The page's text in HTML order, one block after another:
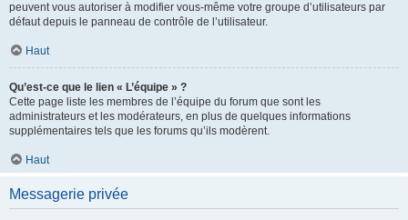
peuvent vous autoriser à modifier vous-même votre groupe d’utilisateurs par
défaut depuis le panneau de contrôle de l’utilisateur.
Haut
Qu’est-ce que le lien « L’équipe » ?
Cette page liste les membres de l’équipe du forum que sont les
administrateurs et les modérateurs, en plus de quelques informations
supplémentaires tels que les forums qu’ils modèrent.
Haut
Messagerie privée